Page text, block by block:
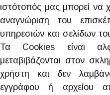
ιστότοπός μας μπορεί να
αναγνώριση του
υπηρεσιών και σελίδων
Τα Cookies είναι
μεταβιβάζονται στον
χρήστη και δεν
εγγράφου ή αρχείου